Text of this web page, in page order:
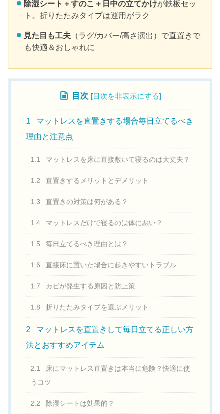
除湿シート＋すのこ＋日中の立てかけが鉄板セッ
ト。折りたたみタイプは運用がラク
見た目も工夫 （ラグ/カバー/高さ演出）で直置きで
も快適＆おしゃれに
目次 [目次を非表示にする]
1
マットレスを直置きする場合毎日立てるべき
理由と注意点
1.1 マットレスを床に直接敷いて寝るのは大丈夫？
1.2 直置きするメリットとデメリット
1.3 直置きの対策は何がある？
1.4 マットレスだけで寝るのは体に悪い？
1.5 毎日立てるべき理由とは？
1.6 直接床に置いた場合に起きやすいトラブル
1.7 カビが発生する原因と防止策
1.8 折りたたみタイプを選ぶメリット
2
マットレスを直置きして毎日立てる正しい方
法とおすすめアイテム
2.1
床にマットレス直置きは本当に危険？快適に使
うコツ
2.2 除湿シートは効果的？